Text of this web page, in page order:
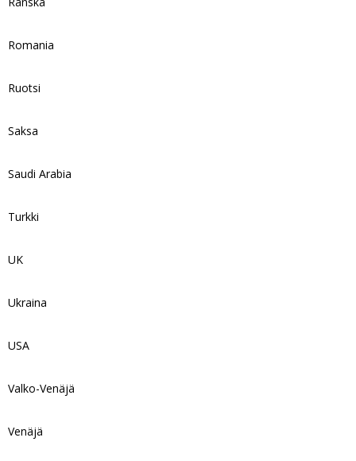
Romania
Ruotsi
Saksa
Saudi Arabia
Turkki
UK
Ukraina
USA
Valko-Venäjä
Venäjä